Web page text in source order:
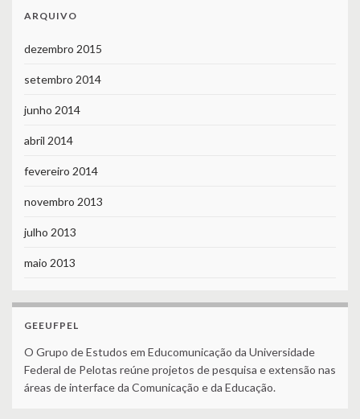
ARQUIVO
dezembro 2015
setembro 2014
junho 2014
abril 2014
fevereiro 2014
novembro 2013
julho 2013
maio 2013
GEEUFPEL
O Grupo de Estudos em Educomunicação da Universidade
Federal de Pelotas reúne projetos de pesquisa e extensão nas
áreas de interface da Comunicação e da Educação.